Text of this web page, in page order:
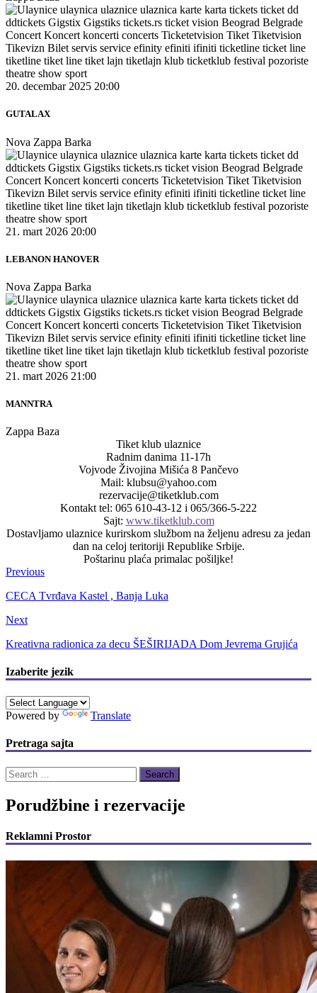
20. decembar 2025 20:00
GUTALAX
Nova Zappa Barka
21. mart 2026 20:00
LEBANON HANOVER
Nova Zappa Barka
21. mart 2026 21:00
MANNTRA
Zappa Baza
Tiket klub ulaznice
Radnim danima 11-17h
Vojvode Živojina Mišića 8 Pančevo
Mail: klubsu@yahoo.com
rezervacije@tiketklub.com
Kontakt tel: 065 610-43-12 i 065/366-5-222
Sajt: www.tiketklub.com
Dostavljamo ulaznice kurirskom službom na željenu adresu za jedan
dan na celoj teritoriji Republike Srbije.
Poštarinu plaća primalac pošiljke!
Previous
CECA Tvrđava Kastel , Banja Luka
Next
Kreativna radionica za decu ŠEŠIRIJADA Dom Jevrema Grujića
Izaberite jezik
Powered by Translate
Pretraga sajta
Search
for:
Porudžbine i rezervacije
Reklamni Prostor